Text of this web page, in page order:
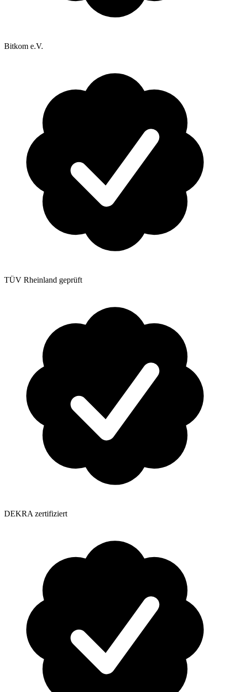
Bitkom e.V.
TÜV Rheinland geprüft
DEKRA zertifiziert